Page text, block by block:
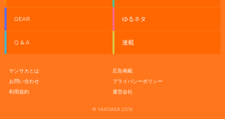
GEAR ゆるネタ
Q & A 連載
ヤンサカとは
広告掲載
お問い合わせ
プライバシーポリシー
利用規約
運営会社
© YANSAKA 2016